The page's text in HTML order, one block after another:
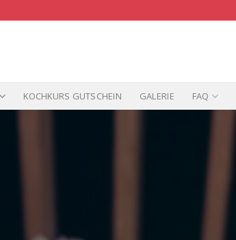
KOCHKURS GUTSCHEIN GALERIE FAQ